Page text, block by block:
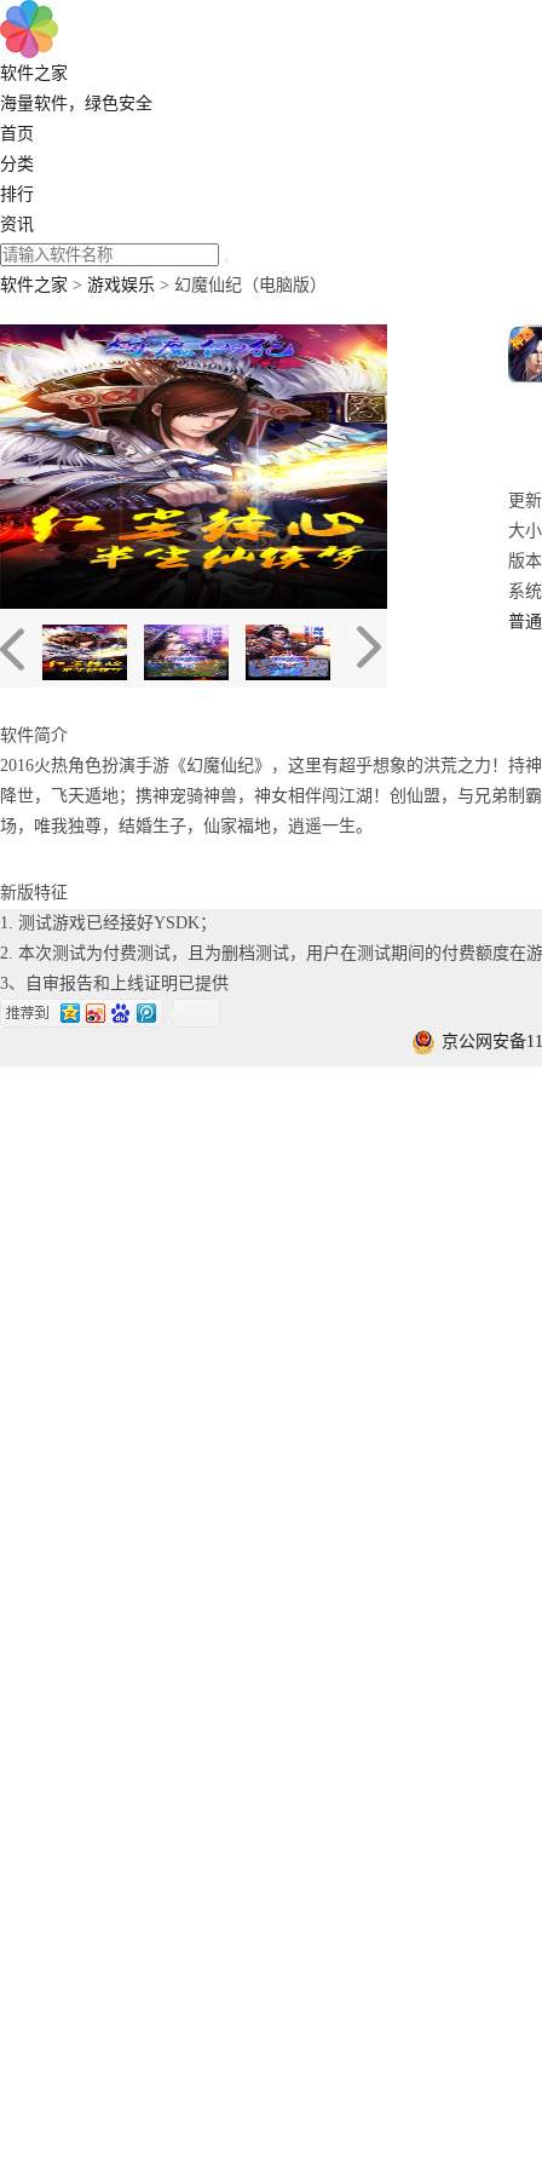
软件之家
海量软件，绿色安全
首页
分类
排行
资讯
软件之家 > 游戏娱乐 > 幻魔仙纪（电脑版）
更
大
版
系
普
软件简介
2016火热角色扮演手游《幻魔仙纪》，这里有超乎想象的洪荒之力！持
降世，飞天遁地；携神宠骑神兽，神女相伴闯江湖！创仙盟，与兄弟制
场，唯我独尊，结婚生子，仙家福地，逍遥一生。
新版特征
1. 测试游戏已经接好YSDK；
2. 本次测试为付费测试，且为删档测试，用户在测试期间的付费额度在
3、自审报告和上线证明已提供
京公网安备